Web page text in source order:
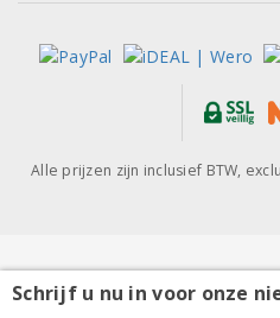
Wijnpakket top 3 rode
Alle prijzen zijn inclusief BTW,
Schrijf u nu in voor onze